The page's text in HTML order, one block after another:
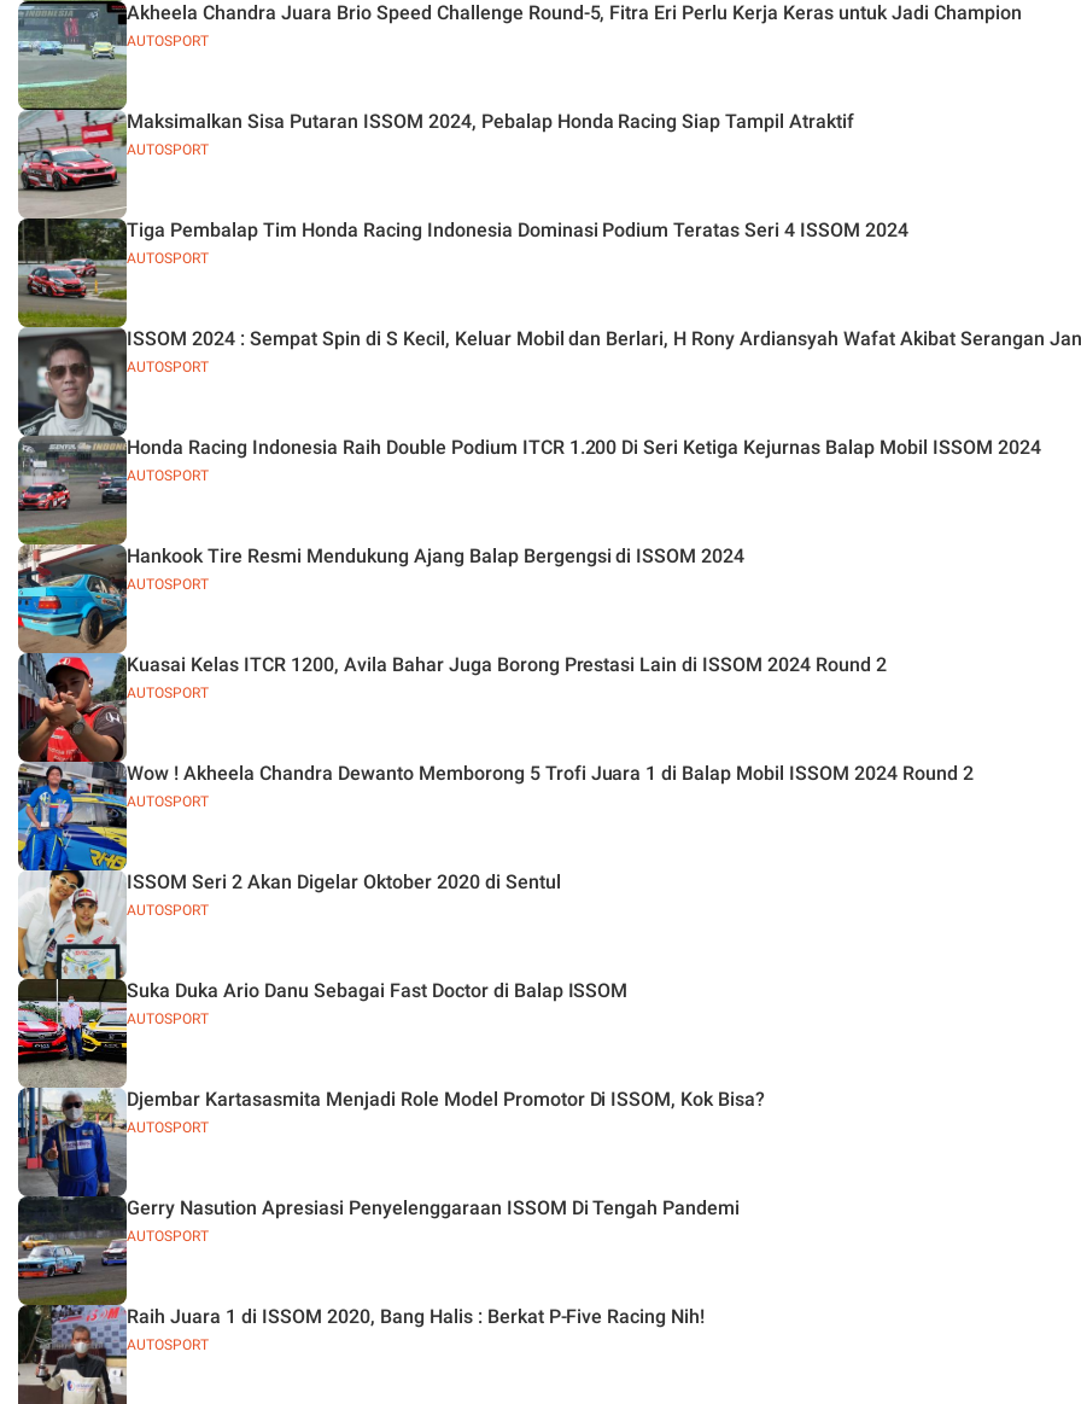
AUTOSPORT
Akheela Chandra Juara Brio Speed Challenge Round-5, Fitra Eri Perlu Kerja Keras untuk Jadi Champion
AUTOSPORT
Maksimalkan Sisa Putaran ISSOM 2024, Pebalap Honda Racing Siap Tampil Atraktif
AUTOSPORT
Tiga Pembalap Tim Honda Racing Indonesia Dominasi Podium Teratas Seri 4 ISSOM 2024
AUTOSPORT
ISSOM 2024 : Sempat Spin di S Kecil, Keluar Mobil dan Berlari, H Rony Ardiansyah Wafat Akibat Serangan
AUTOSPORT
Honda Racing Indonesia Raih Double Podium ITCR 1.200 Di Seri Ketiga Kejurnas Balap Mobil ISSOM 2024
AUTOSPORT
Hankook Tire Resmi Mendukung Ajang Balap Bergengsi di ISSOM 2024
AUTOSPORT
Kuasai Kelas ITCR 1200, Avila Bahar Juga Borong Prestasi Lain di ISSOM 2024 Round 2
AUTOSPORT
Wow ! Akheela Chandra Dewanto Memborong 5 Trofi Juara 1 di Balap Mobil ISSOM 2024 Round 2
AUTOSPORT
ISSOM Seri 2 Akan Digelar Oktober 2020 di Sentul
AUTOSPORT
Suka Duka Ario Danu Sebagai Fast Doctor di Balap ISSOM
AUTOSPORT
Djembar Kartasasmita Menjadi Role Model Promotor Di ISSOM, Kok Bisa?
AUTOSPORT
Gerry Nasution Apresiasi Penyelenggaraan ISSOM Di Tengah Pandemi
AUTOSPORT
Raih Juara 1 di ISSOM 2020, Bang Halis : Berkat P-Five Racing Nih!